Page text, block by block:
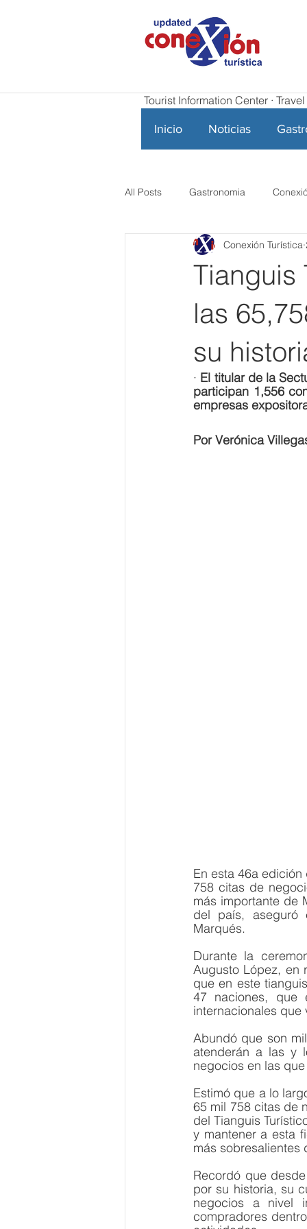
Tourist Information Center ·
Inicio Noticias
All Posts Gastronomia
Tianguis
las
su
Conexión Turística
· El titular de la
participan 1,556
empresas
Por Verónica
En esta 46a
758 citas de
más importante de
del país, aseguró
Marqués.
Durante la
Augusto López, en
que en este
47 naciones, que
internacionales que
Abundó que son
atenderán a las y
negocios en las
Estimó que a lo
65 mil 758 citas de
del Tianguis
y mantener a esta
más sobresalientes
Recordó que
por su historia, su
negocios a nivel
compradores